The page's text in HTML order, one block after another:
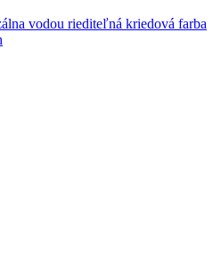
vodou riediteľná kriedová farba